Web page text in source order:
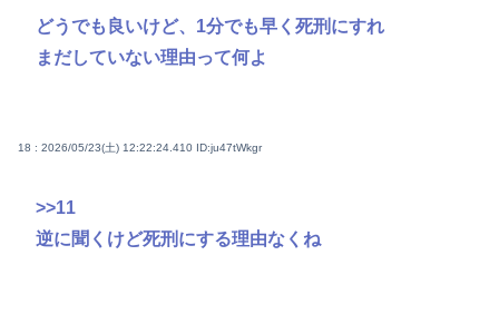
どうでも良いけど、1分でも早く死刑にすれ
まだしていない理由って何よ
18 : 2026/05/23(土) 12:22:24.410 ID:ju47tWkgr
>>11
逆に聞くけど死刑にする理由なくね